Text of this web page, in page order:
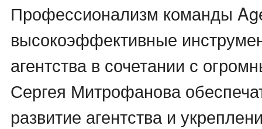
Профессионализм команды
высокоэффективные
агентства в сочетании с
Сергея Митрофанова
развитие агентства и